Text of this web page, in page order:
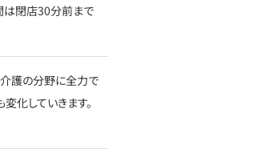
は閉店30分前まで
介護の分野に全力で
化していきます。